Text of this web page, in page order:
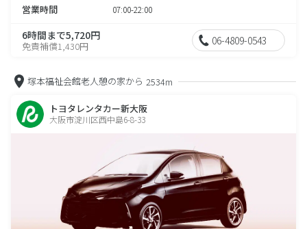
営業時間 07:00-22:00
6時間まで5,720円
免責補償1,430円 06-4809-0543
塚本福祉会館老人憩の家から 2534m
トヨタレンタカー新大阪
大阪市淀川区西中島6-8-33